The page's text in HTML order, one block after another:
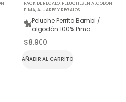
PACK DE REGALO, PELUCHES EN ALGODÓN
PIMA,AJUARES Y REGALOS
Peluche Perrito Bambi /
algodón 100% Pima
$8.900
AÑADIR AL CARRITO